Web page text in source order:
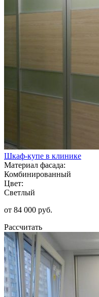
Шкаф-купе в клинике
Материал фасада:
Комбинированный
Цвет:
Светлый
от 84 000 руб.
Рассчитать